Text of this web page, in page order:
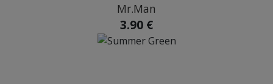
Mr.Man
3.90 €